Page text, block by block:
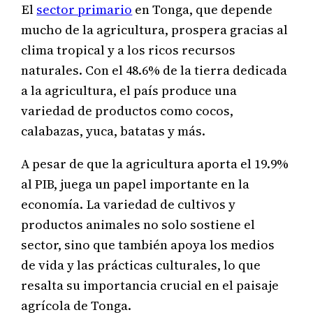
El sector primario en Tonga, que depende
mucho de la agricultura, prospera gracias al
clima tropical y a los ricos recursos
naturales. Con el 48.6% de la tierra dedicada
a la agricultura, el país produce una
variedad de productos como cocos,
calabazas, yuca, batatas y más.
A pesar de que la agricultura aporta el 19.9%
al PIB, juega un papel importante en la
economía. La variedad de cultivos y
productos animales no solo sostiene el
sector, sino que también apoya los medios
de vida y las prácticas culturales, lo que
resalta su importancia crucial en el paisaje
agrícola de Tonga.